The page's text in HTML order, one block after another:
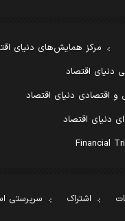
مرکز همایش‌های دنیای
دنیای اقتصاد
اقتصادی دنیای اقتصاد
دنیای اقتصاد
اشتراک
سرپرستی